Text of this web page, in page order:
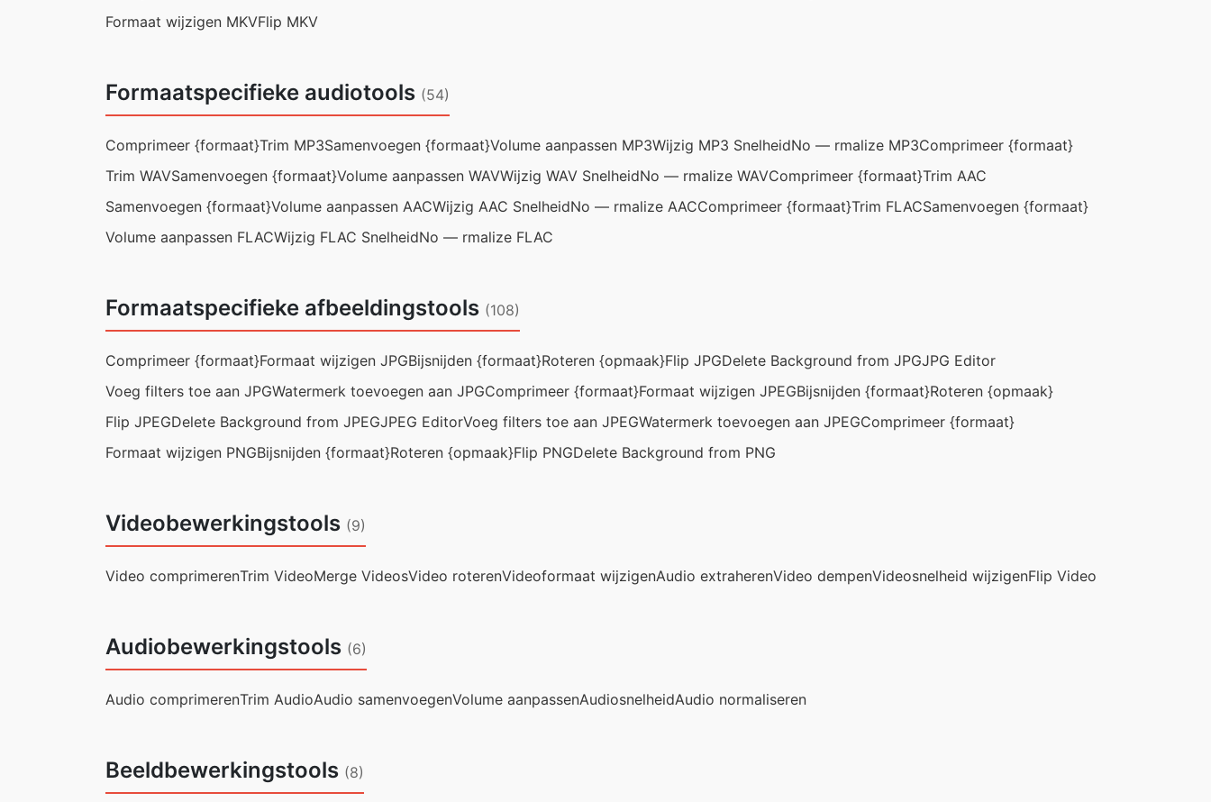
Formaat wijzigen MKVFlip MKV
Formaatspecifieke audiotools (54)
Comprimeer {formaat}Trim MP3Samenvoegen {formaat}Volume aanpassen MP3Wijzig MP3 SnelheidNo — rmalize MP3Comprimeer {formaat}
Trim WAVSamenvoegen {formaat}Volume aanpassen WAVWijzig WAV SnelheidNo — rmalize WAVComprimeer {formaat}Trim AAC
Samenvoegen {formaat}Volume aanpassen AACWijzig AAC SnelheidNo — rmalize AACComprimeer {formaat}Trim FLACSamenvoegen {formaat}
Volume aanpassen FLACWijzig FLAC SnelheidNo — rmalize FLAC
Formaatspecifieke afbeeldingstools (108)
Comprimeer {formaat}Formaat wijzigen JPGBijsnijden {formaat}Roteren {opmaak}Flip JPGDelete Background from JPGJPG Editor
Voeg filters toe aan JPGWatermerk toevoegen aan JPGComprimeer {formaat}Formaat wijzigen JPEGBijsnijden {formaat}Roteren {opmaak}
Flip JPEGDelete Background from JPEGJPEG EditorVoeg filters toe aan JPEGWatermerk toevoegen aan JPEGComprimeer {formaat}
Formaat wijzigen PNGBijsnijden {formaat}Roteren {opmaak}Flip PNGDelete Background from PNG
Videobewerkingstools (9)
Video comprimerenTrim VideoMerge VideosVideo roterenVideoformaat wijzigenAudio extraherenVideo dempenVideosnelheid wijzigenFlip Video
Audiobewerkingstools (6)
Audio comprimerenTrim AudioAudio samenvoegenVolume aanpassenAudiosnelheidAudio normaliseren
Beeldbewerkingstools (8)